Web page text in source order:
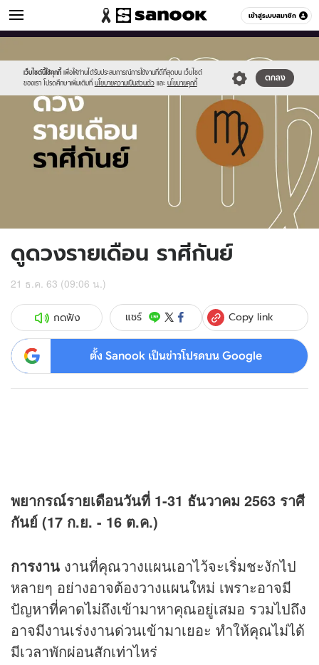
เข้าสู่ระบบสมาชิก
ดูดวง หมวดอื่นๆ
เว็บไซต์นี้ใช้คุกกี้ เพื่อให้ท่านได้รับประสบการณ์การใช้งานที่ดีที่สุดบน เว็บไซต์
ของเรา โปรดศึกษาเพิ่มเติมที่ นโยบายความเป็นส่วนตัว และ นโยบายคุกกี้
ตกลง
new-
sanook.png
horoscope-
virgo.jpg
ดูดวงรายเดือน ราศีกันย์
21 ธ.ค. 63 (09:06 น.)
กดฟัง แชร์ Copy link
ตั้ง Sanook เป็นข่าวโปรดบน Google
พยากรณ์รายเดือนวันที่ 1-31 ธันวาคม 2563 ราศี
กันย์ (17 ก.ย. - 16 ต.ค.)
การงาน งานที่คุณวางแผนเอาไว้จะเริ่มชะงักไป
หลายๆ อย่างอาจต้องวางแผนใหม่ เพราะอาจมี
ปัญหาที่คาดไม่ถึงเข้ามาหาคุณอยู่เสมอ รวมไปถึง
อาจมีงานเร่งงานด่วนเข้ามาเยอะ ทำให้คุณไม่ได้
มีเวลาพักผ่อนสักเท่าไหร่